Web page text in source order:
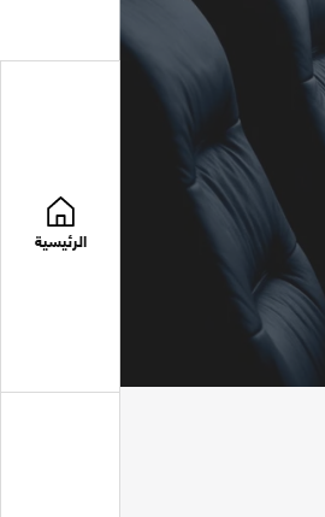
الرئيسية